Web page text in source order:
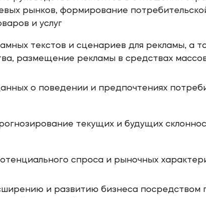
рынков, формирование
и услуг
текстов и сценариев для рекламы, а
размещение рекламы в средствах
о поведении и предпочтениях
текущих и будущих
спроса и рыночных
и развитию бизнеса посредством